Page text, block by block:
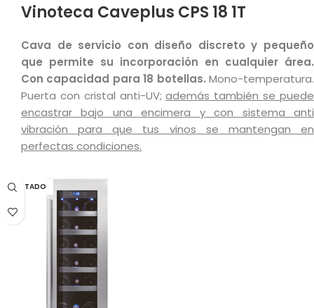
Vinoteca Caveplus CPS 18 1T
Cava de servicio con diseño discreto y pequeño
que permite su incorporación en cualquier área.
Con capacidad para 18 botellas. Mono-temperatura.
Puerta con cristal anti-UV;además también se puede
encastrar bajo una encimera y con sistema anti
vibración para que tus vinos se mantengan en
perfectas condiciones.
AGOTADO